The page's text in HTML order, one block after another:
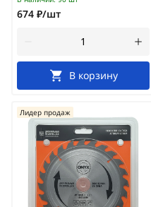
674 ₽/шт
В корзину
Лидер продаж